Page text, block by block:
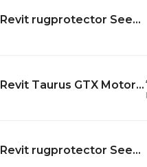
Revit rugprotector See...
Revit Taurus GTX Motor...
Revit rugprotector See...